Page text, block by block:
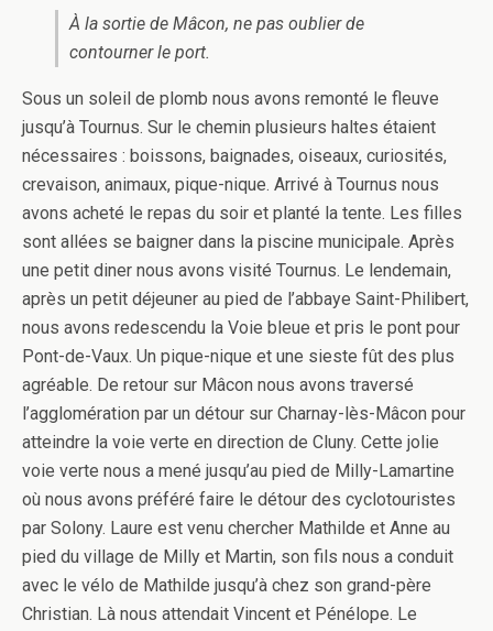
À la sortie de Mâcon, ne pas oublier de
contourner le port.
Sous un soleil de plomb nous avons remonté le fleuve
jusqu’à Tournus. Sur le chemin plusieurs haltes étaient
nécessaires : boissons, baignades, oiseaux, curiosités,
crevaison, animaux, pique-nique. Arrivé à Tournus nous
avons acheté le repas du soir et planté la tente. Les filles
sont allées se baigner dans la piscine municipale. Après
une petit diner nous avons visité Tournus. Le lendemain,
après un petit déjeuner au pied de l’abbaye Saint-Philibert,
nous avons redescendu la Voie bleue et pris le pont pour
Pont-de-Vaux. Un pique-nique et une sieste fût des plus
agréable. De retour sur Mâcon nous avons traversé
l’agglomération par un détour sur Charnay-lès-Mâcon pour
atteindre la voie verte en direction de Cluny. Cette jolie
voie verte nous a mené jusqu’au pied de Milly-Lamartine
où nous avons préféré faire le détour des cyclotouristes
par Solony. Laure est venu chercher Mathilde et Anne au
pied du village de Milly et Martin, son fils nous a conduit
avec le vélo de Mathilde jusqu’à chez son grand-père
Christian. Là nous attendait Vincent et Pénélope. Le